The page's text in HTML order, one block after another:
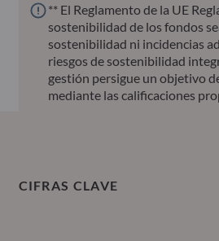
** El Reglamento de la UE
sostenibilidad de los fondos
sostenibilidad ni incidencias
riesgos de sostenibilidad
gestión persigue un objetivo
mediante las calificaciones
CIFRAS CLAVE